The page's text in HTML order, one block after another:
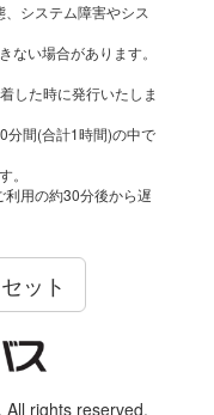
、システム障害やシス
ない場合があります。
した時に発行いたしま
分間(合計1時間)の中で
。
利用の約30分後から遅
ット
rights reserved.